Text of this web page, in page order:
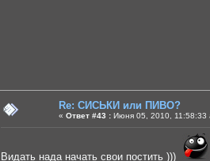
Re: СИСЬКИ или ПИВО?
« Ответ #43 : Июня 05, 2010, 11:58:33
Видать нада начать свои постить )))